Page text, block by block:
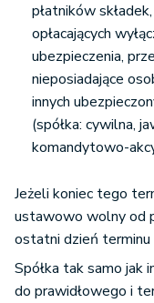
płatników
opłacających
ubezpieczenia,
nieposiadające
innych
(spółka: cywilna,
komandytowo-
Jeżeli koniec tego
ustawowo wolny od
ostatni dzień terminu
Spółka tak samo jak
do prawidłowego i